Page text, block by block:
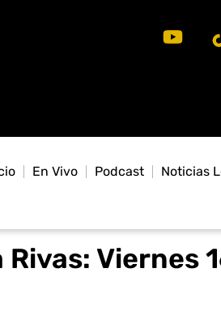
En Vivo Podcast Noticias
Viernes